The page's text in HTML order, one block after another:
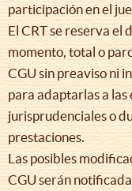
participación en el
El CRT se reserva el
momento, total o
CGU sin preaviso ni
para adaptarlas a las
jurisprudenciales o
prestaciones.
Las posibles
CGU serán